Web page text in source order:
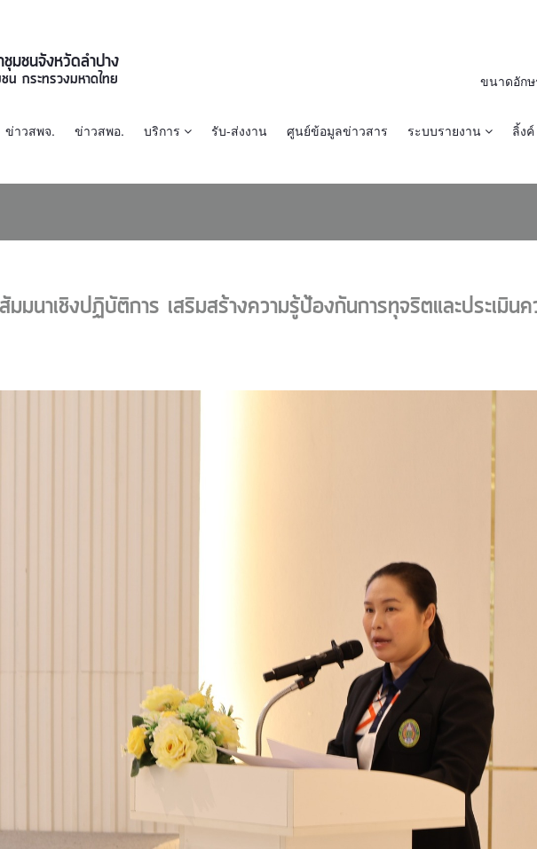
มชนจังหวัดลำปาง
กระทรวงมหาดไทย ขนาดอักษ
ข่าวสพจ. ข่าวสพอ. บริการ รับ-ส่งงาน ศูนย์ข้อมูลข่าวสาร ระบบรายงาน ลิ้งค์
มนาเชิงปฏิบัติการ เสริมสร้างความรู้ป้องกันการทุจริตและประเมิน